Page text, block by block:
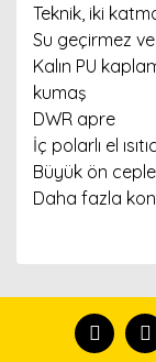
Teknik, iki
Su geçirmez
Kalın PU
kumaş
DWR apre
İç polarlı el
Büyük ön
Daha fazla
formunu
Görüş ve